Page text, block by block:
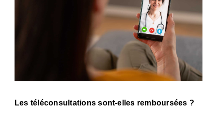
Les téléconsultations sont-elles remboursées ?